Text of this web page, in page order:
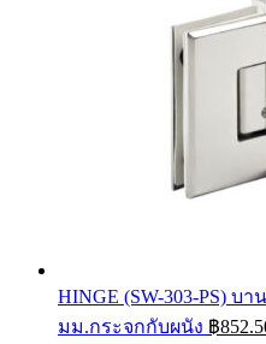
HINGE (SW-303-PS) บ
มม.กระจกกับผนัง ฿